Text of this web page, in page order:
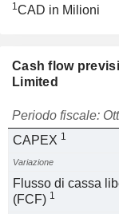
1CAD in Milioni
Cash flow
Limited
Periodo fiscale:
CAPEX 1
Variazione
Flusso di cassa
(FCF) 1